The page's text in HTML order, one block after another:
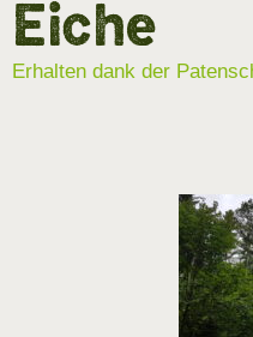
Eiche
Erhalten dank der